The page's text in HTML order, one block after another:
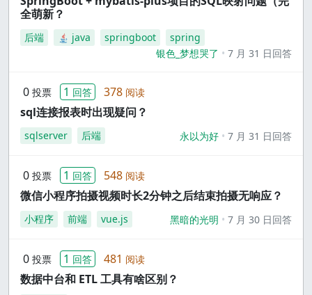
全萌新？
后端 java springboot
spring
银色_梦想哭了
7 月 31 日回答
0 投票 1 回答 378 阅读
sql连接报表时出现疑问？
sqlserver 后端 永以为好 7 月 31 日回答
0 投票 1 回答 548 阅读
微信小程序拍摄视频时长2分钟之后结束拍摄无响应？
小程序 前端 vue.js 黑暗的光明 7 月 30 日回答
0 投票 1 回答 481 阅读
数据中台和 ETL 工具有啥区别？